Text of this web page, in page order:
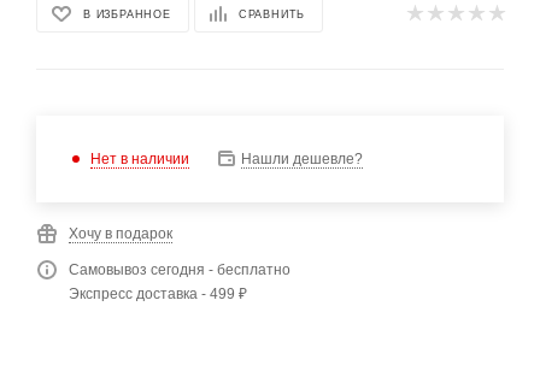
В ИЗБРАННОЕ СРАВНИТЬ
Нет в наличии Нашли дешевле?
Хочу в подарок
Самовывоз сегодня - бесплатно
Экспресс доставка - 499 ₽